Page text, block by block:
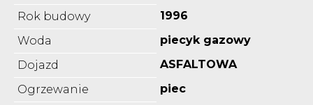
Rok budowy
1996
Woda
piecyk gazowy
Dojazd
ASFALTOWA
Ogrzewanie
piec